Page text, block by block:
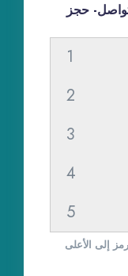
حجز
1
2
3
4
5